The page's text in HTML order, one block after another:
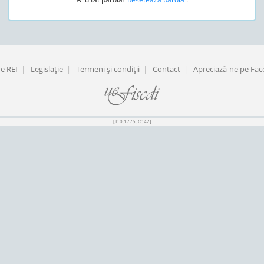
REI | Legislaţie | Termeni şi condiţii | Contact | Apreciază-ne pe
[T: 0.1775, O: 42]